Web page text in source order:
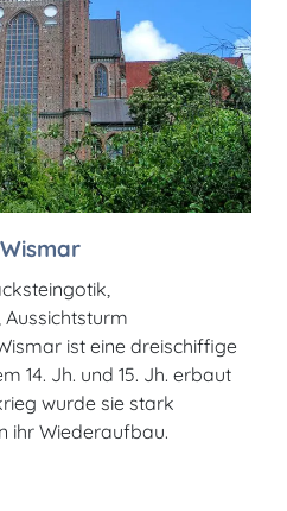
ist eine dreischiffige
14. Jh. und 15. Jh. erbaut
wurde sie stark
ihr Wiederaufbau.